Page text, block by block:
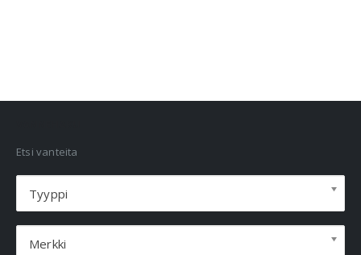
Etsi vanteita
Tyyppi
Merkki